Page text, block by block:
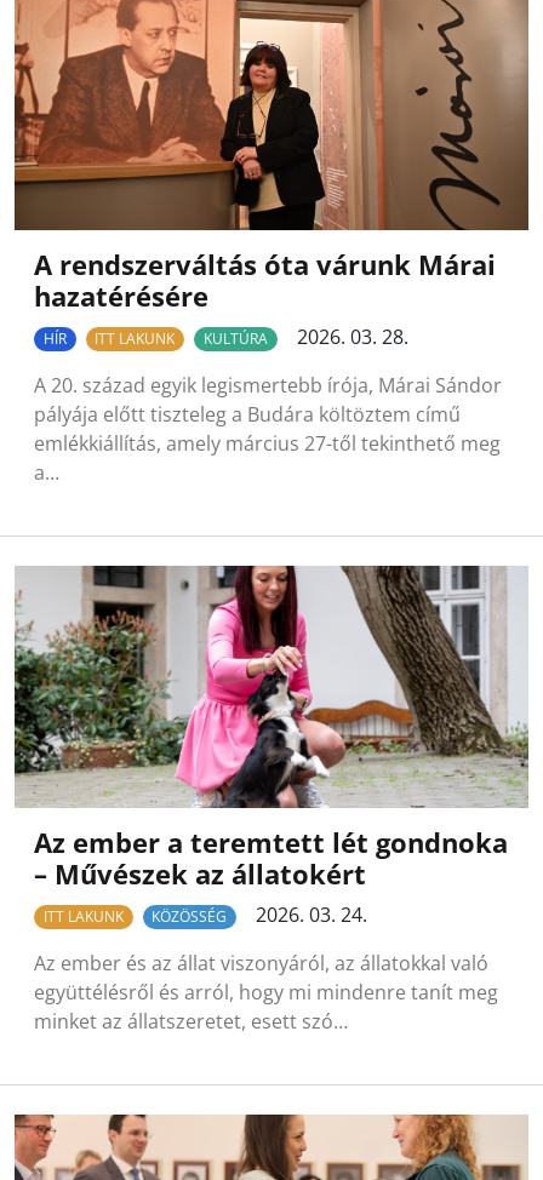
A rendszerváltás óta várunk Márai
hazatérésére
HÍR ITT LAKUNK KULTÚRA
2026. 03. 28.
A 20. század egyik legismertebb írója, Márai Sándor
pályája előtt tiszteleg a Budára költöztem című
emlékkiállítás, amely március 27-től tekinthető meg
a…
Az ember a teremtett lét gondnoka
– Művészek az állatokért
ITT LAKUNK KÖZÖSSÉG
2026. 03. 24.
Az ember és az állat viszonyáról, az állatokkal való
együttélésről és arról, hogy mi mindenre tanít meg
minket az állatszeretet, esett szó…